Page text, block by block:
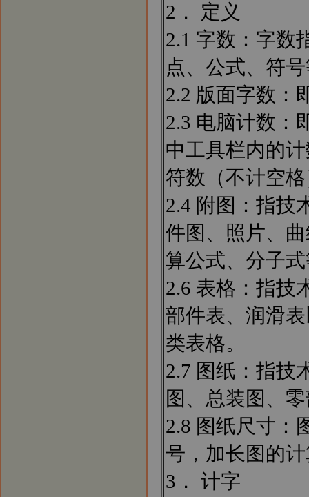
2． 定义
2.1 字数：字数
点、公式、符
2.2 版面字数：
2.3 电脑计数：
中工具栏内的
符数（不计空格
2.4 附图：指技
件图、照片、
算公式、分子
2.6 表格：指技
部件表、润滑
类表格。
2.7 图纸：指技
图、总装图、
2.8 图纸尺寸：
号，加长图的
3． 计字